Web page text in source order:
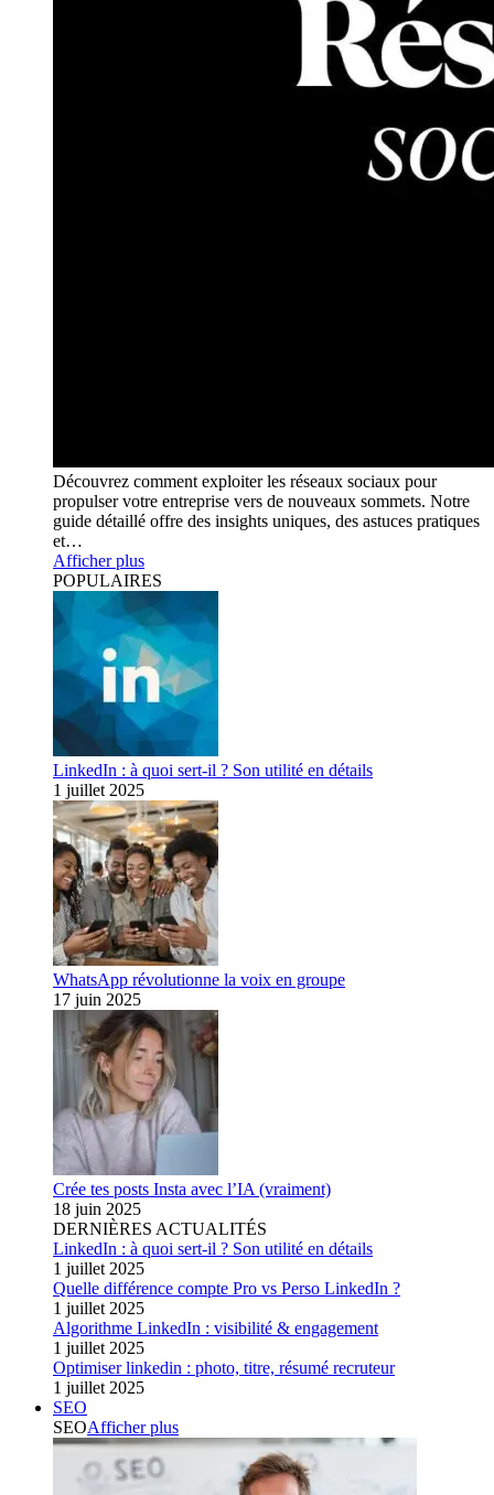
Découvrez comment exploiter les réseaux sociaux pour
propulser votre entreprise vers de nouveaux sommets. Notre
guide détaillé offre des insights uniques, des astuces pratiques
et…
Afficher plus
POPULAIRES
LinkedIn : à quoi sert-il ? Son utilité en détails
1 juillet 2025
WhatsApp révolutionne la voix en groupe
17 juin 2025
Crée tes posts Insta avec l’IA (vraiment)
18 juin 2025
DERNIÈRES ACTUALITÉS
LinkedIn : à quoi sert-il ? Son utilité en détails
1 juillet 2025
Quelle différence compte Pro vs Perso LinkedIn ?
1 juillet 2025
Algorithme LinkedIn : visibilité & engagement
1 juillet 2025
Optimiser linkedin : photo, titre, résumé recruteur
1 juillet 2025
SEO
SEOAfficher plus